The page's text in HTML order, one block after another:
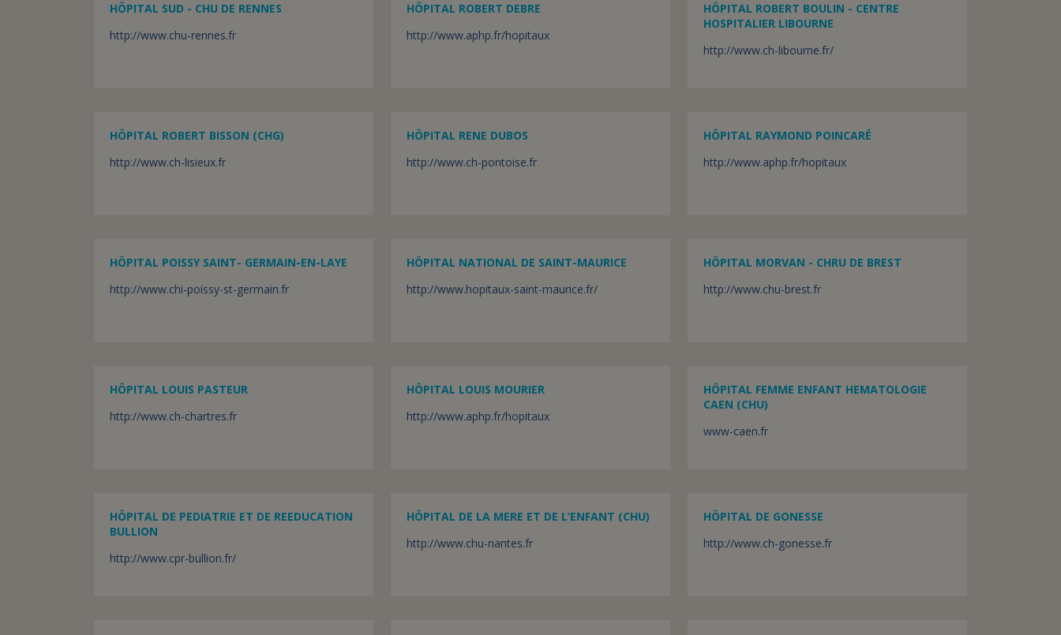
HÔPITAL SUD - CHU DE RENNES
http://www.chu-rennes.fr
HÔPITAL ROBERT DEBRE
http://www.aphp.fr/hopitaux
HÔPITAL ROBERT BOULIN - CENTRE
HOSPITALIER LIBOURNE
http://www.ch-libourne.fr/
HÔPITAL ROBERT BISSON (CHG)
http://www.ch-lisieux.fr
HÔPITAL RENE DUBOS
http://www.ch-pontoise.fr
HÔPITAL RAYMOND POINCARÉ
http://www.aphp.fr/hopitaux
HÔPITAL POISSY SAINT- GERMAIN-EN-LAYE
http://www.chi-poissy-st-germain.fr
HÔPITAL NATIONAL DE SAINT-MAURICE
http://www.hopitaux-saint-maurice.fr/
HÔPITAL MORVAN - CHRU DE BREST
http://www.chu-brest.fr
HÔPITAL LOUIS PASTEUR
http://www.ch-chartres.fr
HÔPITAL LOUIS MOURIER
http://www.aphp.fr/hopitaux
HÔPITAL FEMME ENFANT HEMATOLOGIE
CAEN (CHU)
www-caen.fr
HÔPITAL DE PEDIATRIE ET DE REEDUCATION
BULLION
http://www.cpr-bullion.fr/
HÔPITAL DE LA MERE ET DE L’ENFANT (CHU)
http://www.chu-nantes.fr
HÔPITAL DE GONESSE
http://www.ch-gonesse.fr